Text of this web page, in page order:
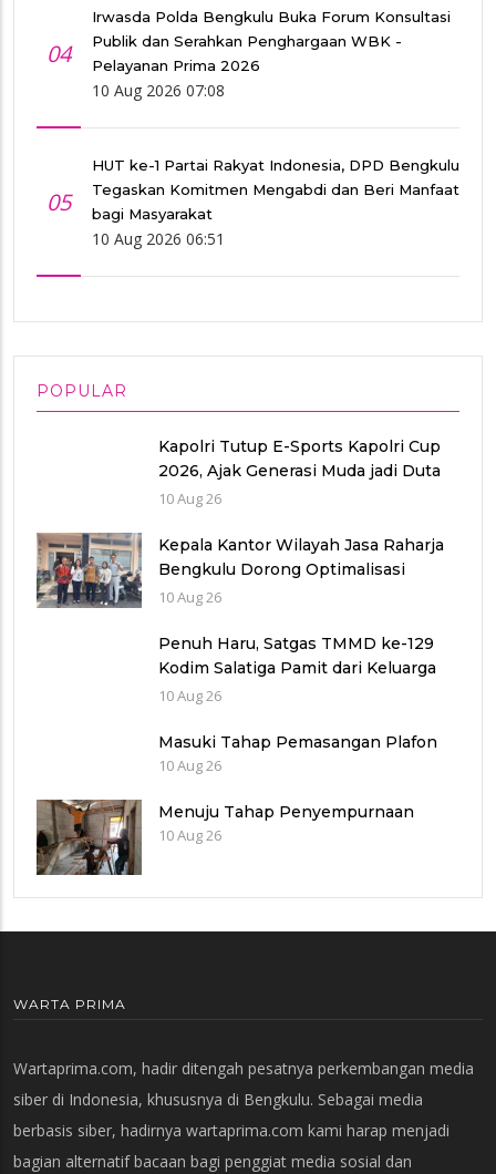
04
Irwasda Polda Bengkulu Buka Forum Konsultasi
Publik dan Serahkan Penghargaan WBK -
Pelayanan Prima 2026
10 Aug 2026 07:08
05
HUT ke-1 Partai Rakyat Indonesia, DPD Bengkulu
Tegaskan Komitmen Mengabdi dan Beri Manfaat
bagi Masyarakat
10 Aug 2026 06:51
POPULAR
Kapolri Tutup E-Sports Kapolri Cup
2026, Ajak Generasi Muda jadi Duta
Kamtibmas dan Aktif Laporkan
10 Aug 26
Kepala Kantor Wilayah Jasa Raharja
Bengkulu Dorong Optimalisasi
Pendapatan Saat Kunjungi Uptd
10 Aug 26
Penuh Haru, Satgas TMMD ke-129
Kodim Salatiga Pamit dari Keluarga
Penerima RTLH di Tengaran
10 Aug 26
Masuki Tahap Pemasangan Plafon
10 Aug 26
Menuju Tahap Penyempurnaan
10 Aug 26
WARTA PRIMA
Wartaprima.com, hadir ditengah pesatnya perkembangan media
siber di Indonesia, khususnya di Bengkulu. Sebagai media
berbasis siber, hadirnya wartaprima.com kami harap menjadi
bagian alternatif bacaan bagi penggiat media sosial dan